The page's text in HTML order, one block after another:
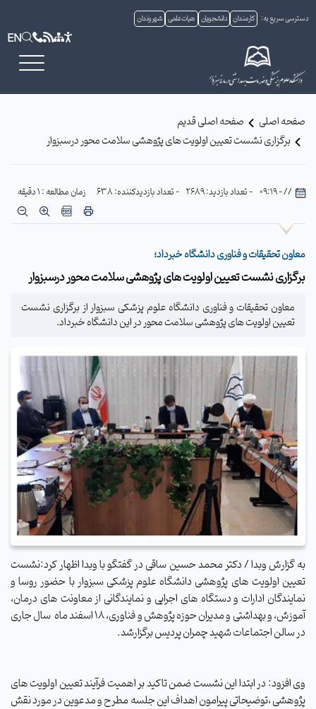
دسترسی سریع به: کارمندان دانشجویان هیات علمی شهروندان
EN
صفحه اصلی
صفحه اصلی قدیم
برگزاری نشست تعیین اولویت های پژوهشی سلامت محور درسبزوار
// - 09:19 - تعداد بازدید: 2689 - تعداد بازدیدکننده: 638 زمان مطالعه : 1 دقیقه
معاون تحقیقات و فناوری دانشگاه خبرداد؛
برگزاری نشست تعیین اولویت های پژوهشی سلامت محور درسبزوار
معاون تحقیقات و فناوری دانشگاه علوم پزشکی سبزوار از برگزاری نشست
تعیین اولویت های پژوهشی سلامت محور در این دانشگاه خبرداد.
به گزارش وبدا / دکتر محمد حسین ساقی در گفتگو با وبدا اظهار کرد:نشست
تعیین اولویت های پژوهشی دانشگاه علوم پزشکی سبزوار با حضور روسا و
نمایندگان ادارات و دستگاه های اجرایی و نمایندگانی از معاونت های درمان،
آموزش، و بهداشتی و مدیران حوزه پژوهش و فناوری، ۱۸ اسفند ماه
سال جاری
در سالن اجتماعات شهید چمران پردیس برگزارشد.
وی افزود: در ابتدا این نشست ضمن تاکید بر اهمیت فرآیند تعیین اولویت های
پژوهشی ،توضیحاتی پیرامون اهداف این جلسه مطرح و مدعوین در مورد نقش